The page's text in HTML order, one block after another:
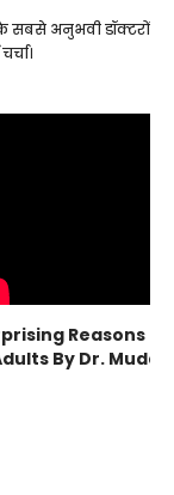
सबसे अनुभवी डॉक्टरों
Reasons
By Dr.